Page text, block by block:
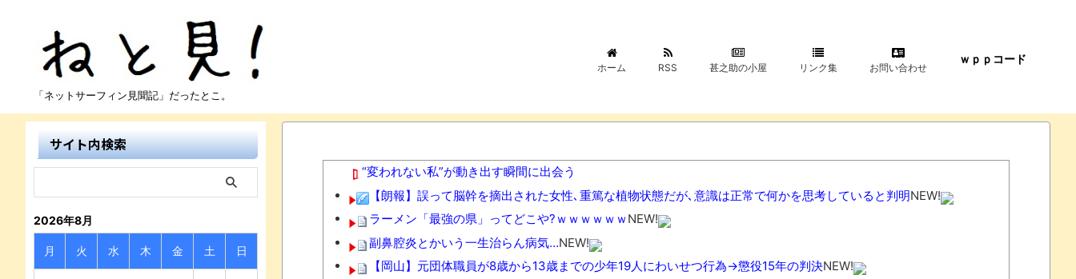
「ネットサーフィン見聞記」だったとこ。
ホーム RSS 甚之助の小屋 リンク集 お問い合わせ
ｗｐｐコード
“変われない私”が動き出す瞬間に出会う
【朗報】誤って脳幹を摘出された女性､重篤な植物状態だが､意識は正常で何かを思考していると判明NEW!
ラーメン「最強の県」ってどこや?ｗｗｗｗｗｗNEW!
副鼻腔炎とかいう一生治らん病気…NEW!
【岡山】元団体職員が8歳から13歳までの少年19人にわいせつ行為→懲役15年の判決NEW!
サイト内検索
2026年8月
月 火 水 木 金 土 日